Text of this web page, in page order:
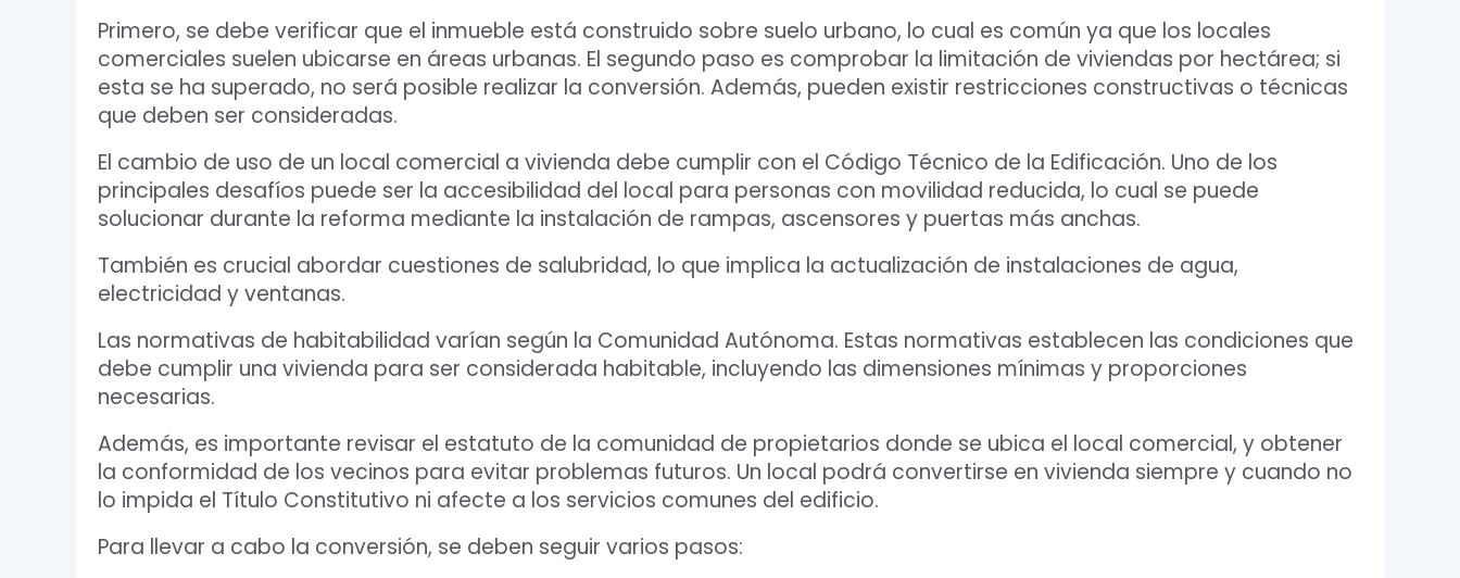
Primero, se debe verificar que el inmueble está construido sobre suelo urbano, lo cual es común ya que los locales
comerciales suelen ubicarse en áreas urbanas. El segundo paso es comprobar la limitación de viviendas por hectárea; si
esta se ha superado, no será posible realizar la conversión. Además, pueden existir restricciones constructivas o técnicas
que deben ser consideradas.
El cambio de uso de un local comercial a vivienda debe cumplir con el Código Técnico de la Edificación. Uno de los
principales desafíos puede ser la accesibilidad del local para personas con movilidad reducida, lo cual se puede
solucionar durante la reforma mediante la instalación de rampas, ascensores y puertas más anchas.
También es crucial abordar cuestiones de salubridad, lo que implica la actualización de instalaciones de agua,
electricidad y ventanas.
Las normativas de habitabilidad varían según la Comunidad Autónoma. Estas normativas establecen las condiciones que
debe cumplir una vivienda para ser considerada habitable, incluyendo las dimensiones mínimas y proporciones
necesarias.
Además, es importante revisar el estatuto de la comunidad de propietarios donde se ubica el local comercial, y obtener
la conformidad de los vecinos para evitar problemas futuros. Un local podrá convertirse en vivienda siempre y cuando no
lo impida el Título Constitutivo ni afecte a los servicios comunes del edificio.
Para llevar a cabo la conversión, se deben seguir varios pasos:
Aceptar Política Privacidad*